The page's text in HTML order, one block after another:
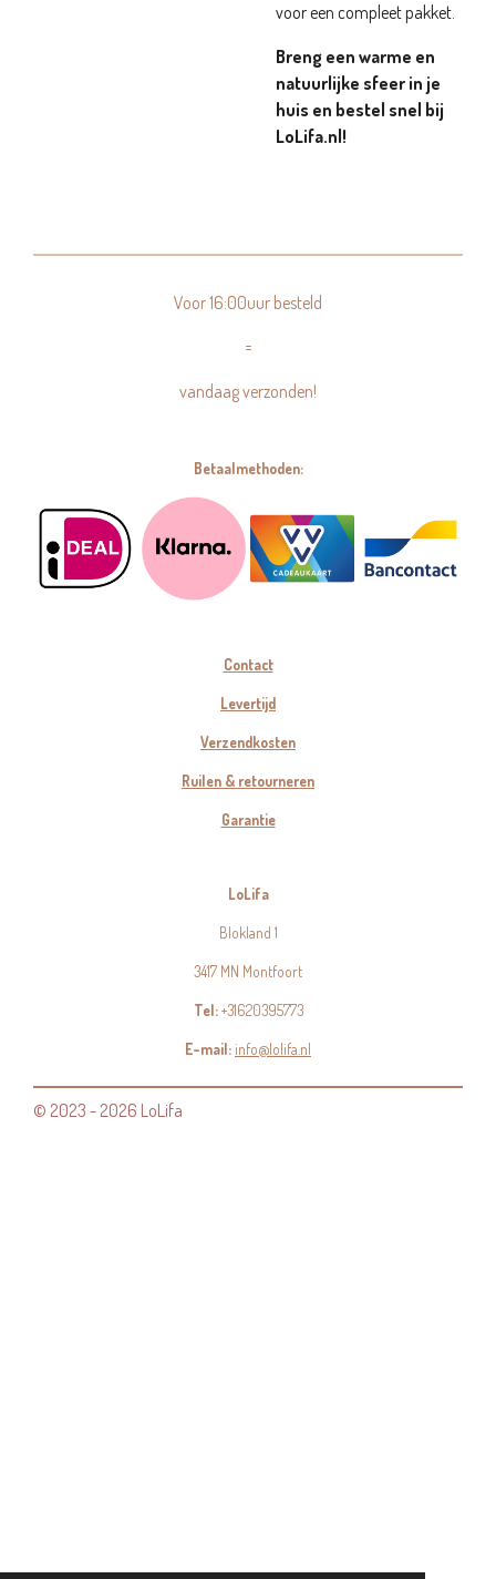
voor een compleet pakket.
Breng een warme en
natuurlijke sfeer in je
huis en bestel snel bij
LoLifa.nl!
Voor 16:00uur besteld
=
vandaag verzonden!
Betaalmethoden:
Contact
Levertijd
Verzendkosten
Ruilen & retourneren
Garantie
LoLifa
Blokland 1
3417 MN Montfoort
Tel:+31620395773
E-mail:info@lolifa.nl
© 2023 - 2026 LoLifa